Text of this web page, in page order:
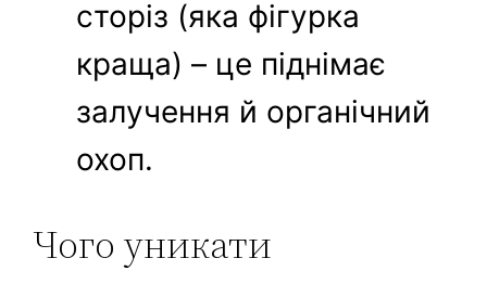
сторіз (яка фігурка
краща) – це піднімає
залучення й органічний
охоп.
Чого уникати